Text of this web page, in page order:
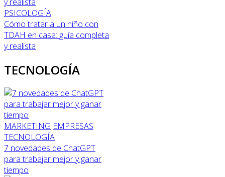
PSICOLOGÍA
Cómo tratar a un niño con
TDAH en casa: guía completa
y realista
TECNOLOGÍA
MARKETING EMPRESAS
TECNOLOGÍA
7 novedades de ChatGPT
para trabajar mejor y ganar
tiempo